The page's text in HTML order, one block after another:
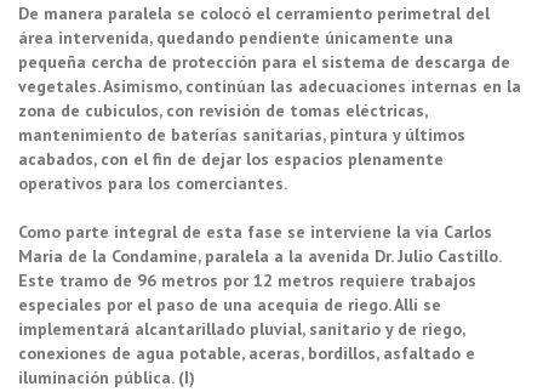
De manera paralela se colocó el cerramiento perimetral del
área intervenida, quedando pendiente únicamente una
pequeña cercha de protección para el sistema de descarga de
vegetales. Asimismo, continúan las adecuaciones internas en la
zona de cubículos, con revisión de tomas eléctricas,
mantenimiento de baterías sanitarias, pintura y últimos
acabados, con el fin de dejar los espacios plenamente
operativos para los comerciantes.
Como parte integral de esta fase se interviene la vía Carlos
María de la Condamine, paralela a la avenida Dr. Julio Castillo.
Este tramo de 96 metros por 12 metros requiere trabajos
especiales por el paso de una acequia de riego. Allí se
implementará alcantarillado pluvial, sanitario y de riego,
conexiones de agua potable, aceras, bordillos, asfaltado e
iluminación pública. (I)